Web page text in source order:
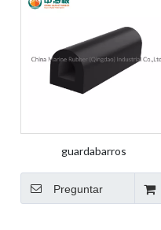
guardabarros
Preguntar